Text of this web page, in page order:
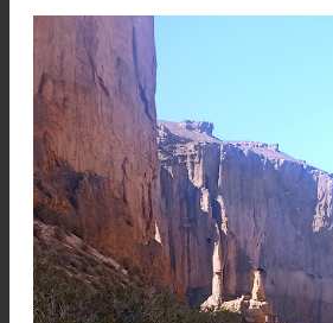
por primera vez vías con
primera vía abierta desde
y se la llamó Miki
sugieren la silueta del ratón
calificó como 6b+. La
(6c).
Los escaladores David
Ignacio García trazaron
sumaron nuevas rutas.